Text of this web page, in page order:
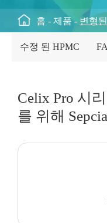
 홈 제품 변형
수정 된 HPMC
Celix Pro 시
를 위해